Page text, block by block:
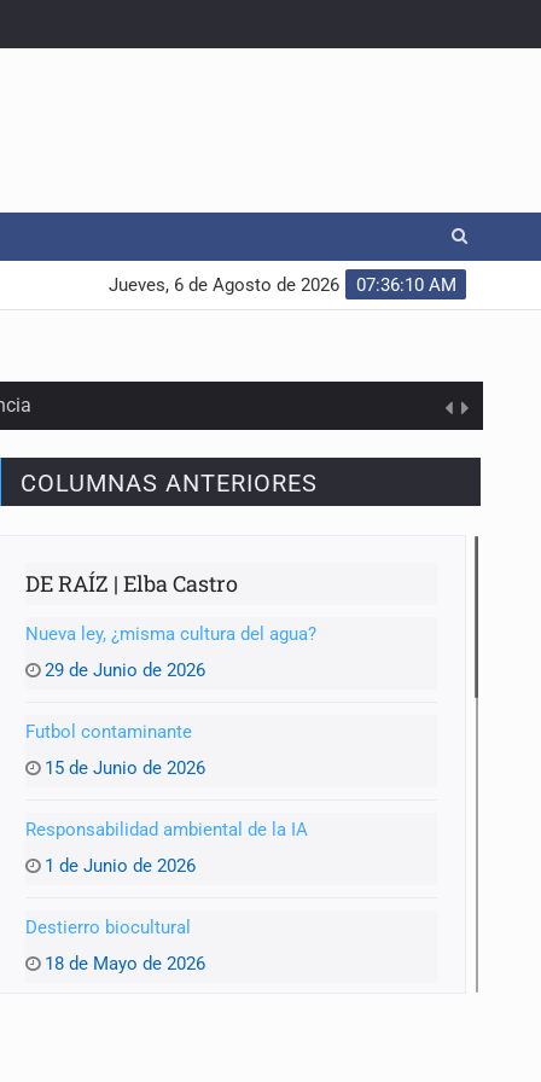
07:36:11 AM
Jueves, 6 de Agosto de 2026
COLUMNAS ANTERIORES
DE RAÍZ | Elba Castro
Nueva ley, ¿misma cultura del agua?
29 de Junio de 2026
Futbol contaminante
15 de Junio de 2026
Responsabilidad ambiental de la IA
1 de Junio de 2026
Destierro biocultural
18 de Mayo de 2026